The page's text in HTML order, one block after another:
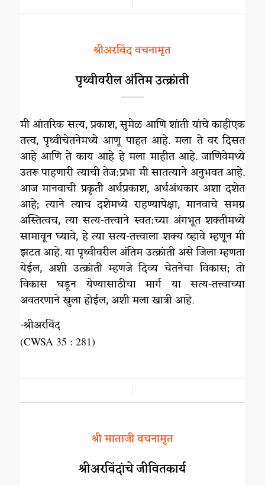
श्रीअरविंद वचनामृत
पृथ्वीवरील अंतिम उत्क्रांती
मी आंतरिक सत्य, प्रकाश, सुमेळ आणि शांती यांचे काहीएक
तत्त्व, पृथ्वीचेतनेमध्ये आणू पाहत आहे. मला ते वर दिसत
आहे आणि ते काय आहे हे मला माहीत आहे. जाणिवेमध्ये
उतरू पाहणारी त्याची तेज:प्रभा मी सातत्याने अनुभवत आहे.
आज मानवाची प्रकृती अर्धप्रकाश, अर्धअंधकार अशा दशेत
आहे; त्याने त्याच दशेमध्ये राहण्यापेक्षा, मानवाचे समग्र
अस्तित्वच, त्या सत्य-तत्त्वाने स्वत:च्या अंगभूत शक्तीमध्ये
सामावून घ्यावे, हे त्या सत्य-तत्त्वाला शक्य व्हावे म्हणून मी
झटत आहे. या पृथ्वीवरील अंतिम उत्क्रांती असे जिला म्हणता
येईल, अशी उत्क्रांती म्हणजे दिव्य चेतनेचा विकास; तो
विकास घडून येण्यासाठीचा मार्ग या सत्य-तत्त्वाच्या
अवतरणाने खुला होईल, अशी मला खात्री आहे.
-श्रीअरविंद
(CWSA 35 : 281)
श्री माताजी वचनामृत
श्रीअरविंदांचे जीवितकार्य